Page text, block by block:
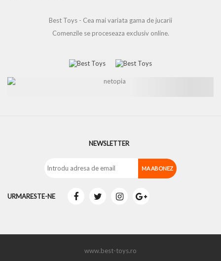
Best Toys - Cea mai variata gama de jucarii
Comenzile se proceseaza exclusiv online.
NEWSLETTER
URMARESTE-NE
www.best-toys.ro